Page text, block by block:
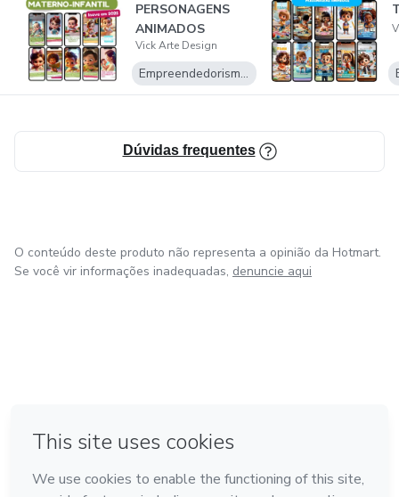
PERSONAGENS
ANIMADOS
NUTRIÇÃO
MATERNO-
INFANTIL
Vick Arte Design
Empreendedorismo Digital
Dúvidas frequentes
O conteúdo deste produto não representa a opinião da Hotmart.
Se você vir informações inadequadas, denuncie aqui
Feito com ❤ em Bogotá